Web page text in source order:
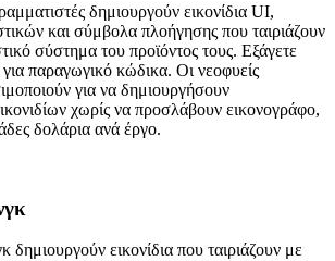
δημιουργούν εικονίδια UI,
και σύμβολα πλοήγησης που ταιριάζουν
σύστημα του προϊόντος τους. Εξάγετε
παραγωγικό κώδικα. Οι νεοφυείς
για να δημιουργήσουν
χωρίς να προσλάβουν εικονογράφο,
δολάρια ανά έργο.
δημιουργούν εικονίδια που ταιριάζουν με